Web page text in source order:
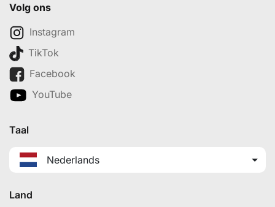
Volg ons
Instagram
TikTok
Facebook
YouTube
Taal
Nederlands
Land